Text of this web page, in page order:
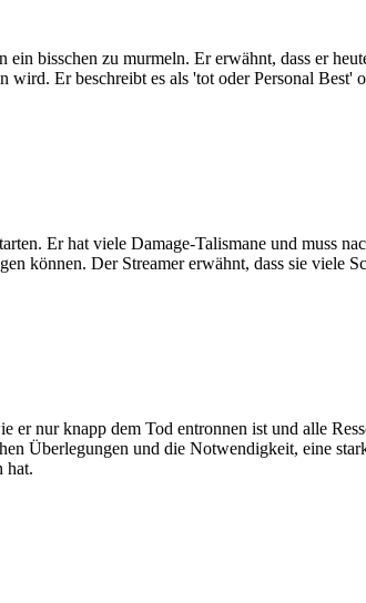
bisschen zu murmeln. Er erwähnt, dass er
Er beschreibt es als 'tot oder Personal Best'
Er hat viele Damage-Talismane und muss
können. Der Streamer erwähnt, dass sie viele
nur knapp dem Tod entronnen ist und alle
Überlegungen und die Notwendigkeit, eine
hat.